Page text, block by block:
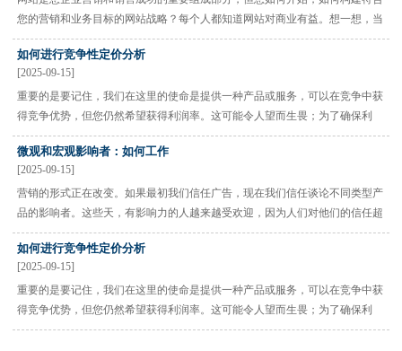
您的营销和业务目标的网站战略？每个人都知道网站对商业有益。想一想，当
你对产品或服务感兴趣时，首先要做的事情之一就是查看网站以了解更多信
息。但网站本身是不够的；为你的网站布局、设计和内容制定一个···
如何进行竞争性定价分析
[2025-09-15]
重要的是要记住，我们在这里的使命是提供一种产品或服务，可以在竞争中获
得竞争优势，但您仍然希望获得利润率。这可能令人望而生畏；为了确保利
润，你可能会将价格过高，吓跑潜在客户。那么为什么不选择一个更低的价格
呢？嗯，你可能会严重损害你的利润和营业额。或者，在最佳情况···
微观和宏观影响者：如何工作
[2025-09-15]
营销的形式正在改变。如果最初我们信任广告，现在我们信任谈论不同类型产
品的影响者。这些天，有影响力的人越来越受欢迎，因为人们对他们的信任超
过了电视或杂志上的传统营销。他们是像你一样的人，但在社交媒体上有大量
追随者。重要的是要记住，一个有影响力的人可以拥有一小部分···
如何进行竞争性定价分析
[2025-09-15]
重要的是要记住，我们在这里的使命是提供一种产品或服务，可以在竞争中获
得竞争优势，但您仍然希望获得利润率。这可能令人望而生畏；为了确保利
润，你可能会将价格过高，吓跑潜在客户。那么为什么不选择一个更低的价格